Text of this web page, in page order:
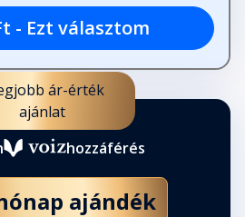
- Ezt választom
ár-érték
ajánlat
hozzáférés
ajándék